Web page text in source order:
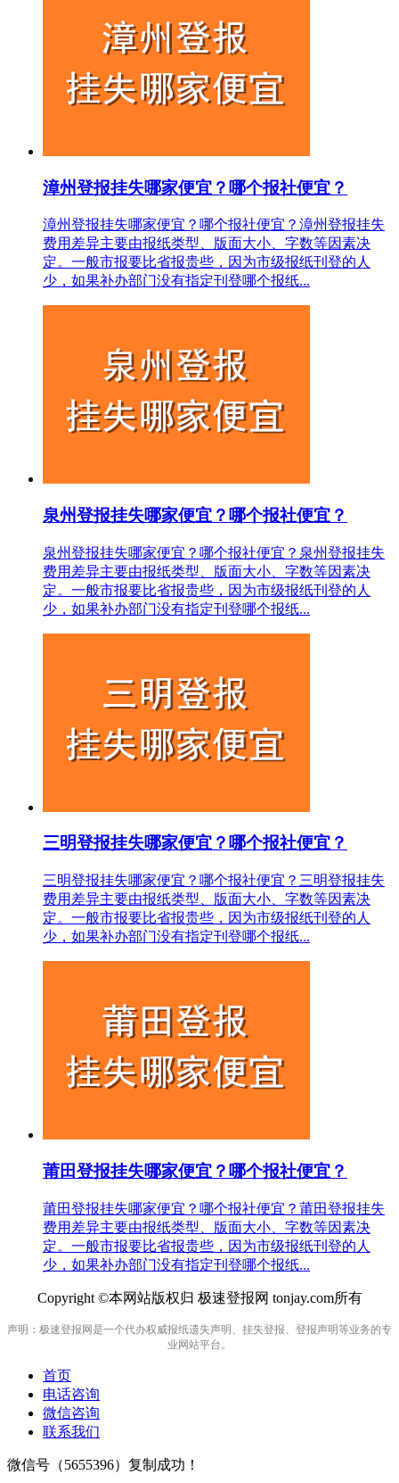
漳州登报挂失哪家便宜？哪个报社便宜？
漳州登报挂失哪家便宜？哪个报社便宜？漳州登报挂失
费用差异主要由报纸类型、版面大小、字数等因素决
定。一般市报要比省报贵些，因为市级报纸刊登的人
少，如果补办部门没有指定刊登哪个报纸...
泉州登报挂失哪家便宜？哪个报社便宜？
泉州登报挂失哪家便宜？哪个报社便宜？泉州登报挂失
费用差异主要由报纸类型、版面大小、字数等因素决
定。一般市报要比省报贵些，因为市级报纸刊登的人
少，如果补办部门没有指定刊登哪个报纸...
三明登报挂失哪家便宜？哪个报社便宜？
三明登报挂失哪家便宜？哪个报社便宜？三明登报挂失
费用差异主要由报纸类型、版面大小、字数等因素决
定。一般市报要比省报贵些，因为市级报纸刊登的人
少，如果补办部门没有指定刊登哪个报纸...
莆田登报挂失哪家便宜？哪个报社便宜？
莆田登报挂失哪家便宜？哪个报社便宜？莆田登报挂失
费用差异主要由报纸类型、版面大小、字数等因素决
定。一般市报要比省报贵些，因为市级报纸刊登的人
少，如果补办部门没有指定刊登哪个报纸...
Copyright ©本网站版权归 极速登报网 tonjay.com所有
声明：极速登报网是一个代办权威报纸遗失声明、挂失登报、登报声明等业务的专
业网站平台。
首页
电话咨询
微信咨询
联系我们
微信号（5655396）复制成功！